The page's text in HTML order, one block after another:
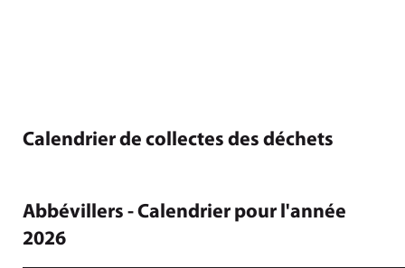
Calendrier de collectes des déchets
Abbévillers - Calendrier pour l'année
2026